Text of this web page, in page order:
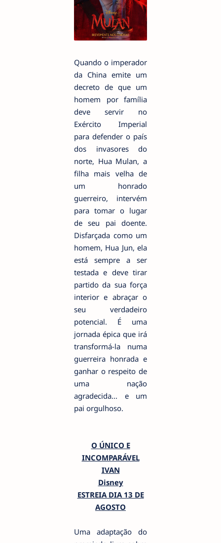
Quando o imperador
da China emite um
decreto de que um
homem por família
deve servir no
Exército Imperial
para defender o país
dos invasores do
norte, Hua Mulan, a
filha mais velha de
um honrado
guerreiro, intervém
para tomar o lugar
de seu pai doente.
Disfarçada como um
homem, Hua Jun, ela
está sempre a ser
testada e deve tirar
partido da sua força
interior e abraçar o
seu verdadeiro
potencial. É uma
jornada épica que irá
transformá-la numa
guerreira honrada e
ganhar o respeito de
uma nação
agradecida... e um
pai orgulhoso.
O ÚNICO E
INCOMPARÁVEL
IVAN
Disney
ESTREIA DIA 13 DE
AGOSTO
Uma adaptação do